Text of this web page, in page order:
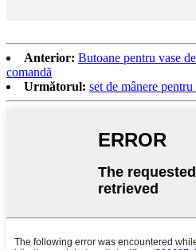
Anterior: Butoane pentru vase
comandă
Următorul: set de mânere